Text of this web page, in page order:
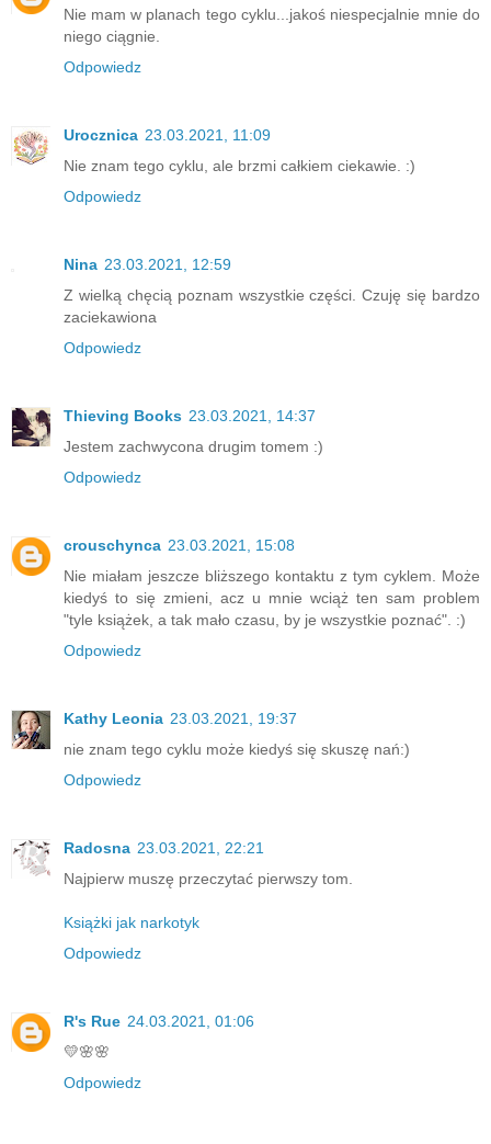
Nie mam w planach tego cyklu...jakoś niespecjalnie mnie do
niego ciągnie.
Odpowiedz
Urocznica 23.03.2021, 11:09
Nie znam tego cyklu, ale brzmi całkiem ciekawie. :)
Odpowiedz
Nina 23.03.2021, 12:59
Z wielką chęcią poznam wszystkie części. Czuję się bardzo
zaciekawiona
Odpowiedz
Thieving Books 23.03.2021, 14:37
Jestem zachwycona drugim tomem :)
Odpowiedz
crouschynca 23.03.2021, 15:08
Nie miałam jeszcze bliższego kontaktu z tym cyklem. Może
kiedyś to się zmieni, acz u mnie wciąż ten sam problem
"tyle książek, a tak mało czasu, by je wszystkie poznać". :)
Odpowiedz
Kathy Leonia 23.03.2021, 19:37
nie znam tego cyklu może kiedyś się skuszę nań:)
Odpowiedz
Radosna 23.03.2021, 22:21
Najpierw muszę przeczytać pierwszy tom.
Książki jak narkotyk
Odpowiedz
R's Rue 24.03.2021, 01:06
💛🌸🌸
Odpowiedz